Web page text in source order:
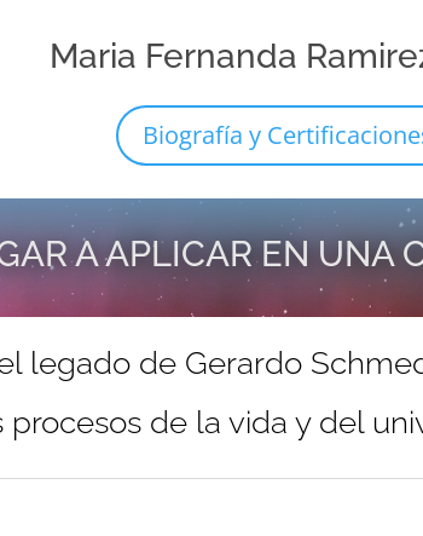
Maria Fernanda
Biografía y
A APLICAR EN UNA
legado de Gerardo
de la vida y del